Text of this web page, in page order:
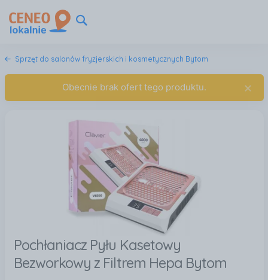
Sprzęt do salonów fryzjerskich i kosmetycznych Bytom
Obecnie brak ofert tego produktu. ×
Pochłaniacz Pyłu Kasetowy
Bezworkowy z Filtrem Hepa Bytom